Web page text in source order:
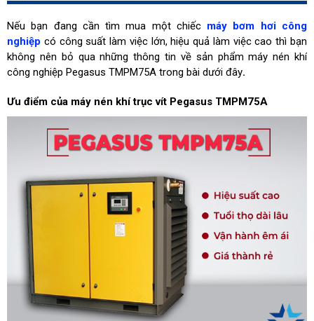
Nếu bạn đang cần tìm mua một chiếc máy bơm hơi công
nghiệp có công suất làm việc lớn, hiệu quả làm việc cao thì bạn
không nên bỏ qua những thông tin về sản phẩmmáy nén khí
công nghiệp Pegasus TMPM75A trong bài dưới đây.
Ưu điểm của máy nén khí trục vít Pegasus TMPM75A